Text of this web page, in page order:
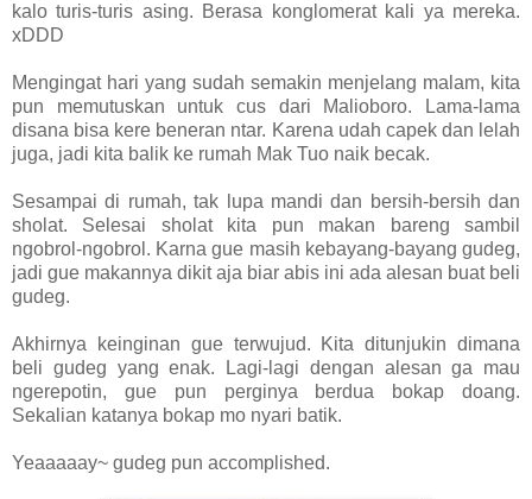
kalo turis-turis asing. Berasa konglomerat kali ya mereka.
xDDD
Mengingat hari yang sudah semakin menjelang malam, kita
pun memutuskan untuk cus dari Malioboro. Lama-lama
disana bisa kere beneran ntar. Karena udah capek dan lelah
juga, jadi kita balik ke rumah Mak Tuo naik becak.
Sesampai di rumah, tak lupa mandi dan bersih-bersih dan
sholat. Selesai sholat kita pun makan bareng sambil
ngobrol-ngobrol. Karna gue masih kebayang-bayang gudeg,
jadi gue makannya dikit aja biar abis ini ada alesan buat beli
gudeg.
Akhirnya keinginan gue terwujud. Kita ditunjukin dimana
beli gudeg yang enak. Lagi-lagi dengan alesan ga mau
ngerepotin, gue pun perginya berdua bokap doang.
Sekalian katanya bokap mo nyari batik.
Yeaaaaay~ gudeg pun accomplished.